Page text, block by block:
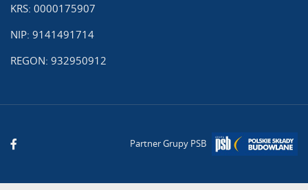
KRS: 0000175907
NIP: 9141491714
REGON: 932950912
Partner Grupy PSB